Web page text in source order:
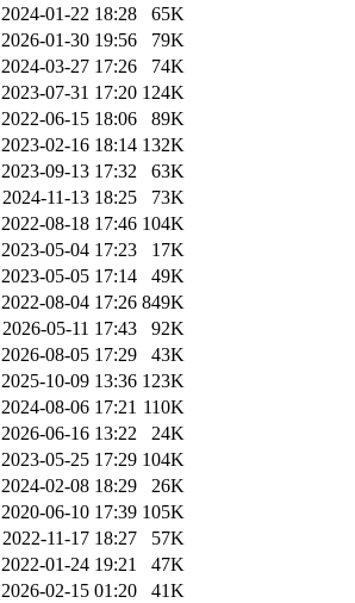
2024-01-22 18:28
65K
2026-01-30 19:56
79K
2024-03-27 17:26
74K
2023-07-31 17:20 124K
2022-06-15 18:06
89K
2023-02-16 18:14 132K
2023-09-13 17:32
63K
2024-11-13 18:25
73K
2022-08-18 17:46 104K
2023-05-04 17:23
17K
2023-05-05 17:14
49K
2022-08-04 17:26 849K
2026-05-11 17:43
92K
2026-08-05 17:29
43K
2025-10-09 13:36 123K
2024-08-06 17:21 110K
2026-06-16 13:22
24K
2023-05-25 17:29 104K
2024-02-08 18:29
26K
2020-06-10 17:39 105K
2022-11-17 18:27
57K
2022-01-24 19:21
47K
2026-02-15 01:20
41K